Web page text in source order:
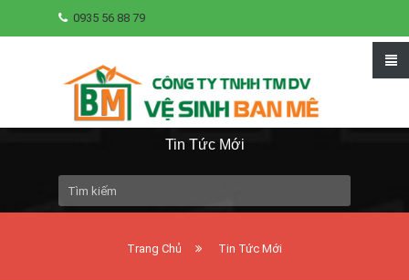
0935 56 88 79
Tin Tức Mới
Trang Chủ Tin Tức Mới